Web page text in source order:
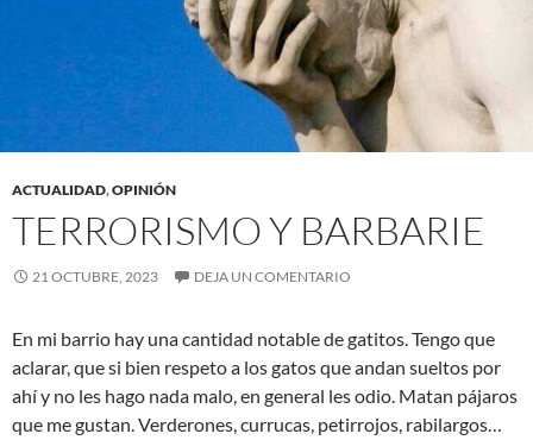
ACTUALIDAD,OPINIÓN
TERRORISMO Y BARBARIE
21 OCTUBRE, 2023 DEJA UN COMENTARIO
En mi barrio hay una cantidad notable de gatitos. Tengo que
aclarar, que si bien respeto a los gatos que andan sueltos por
ahí y no les hago nada malo, en general les odio. Matan pájaros
que me gustan. Verderones, currucas, petirrojos, rabilargos…